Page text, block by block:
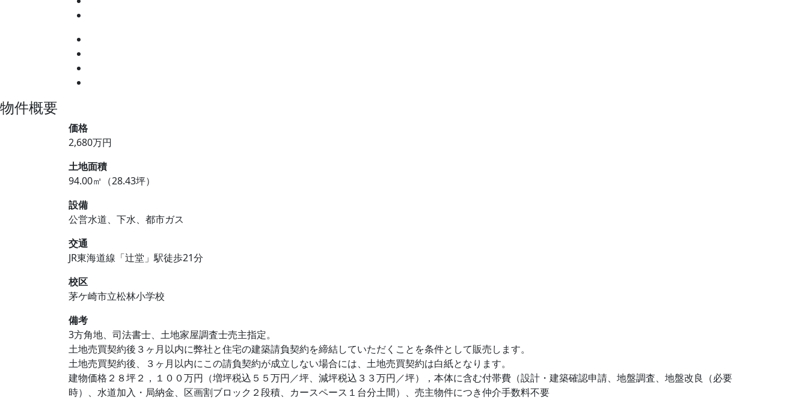
物件概要
価格
2,680万円
土地面積
94.00㎡（28.43坪）
設備
公営水道、下水、都市ガス
交通
JR東海道線「辻堂」駅徒歩21分
校区
茅ケ崎市立松林小学校
備考
3方角地、司法書士、土地家屋調査士売主指定。
土地売買契約後３ヶ月以内に弊社と住宅の建築請負契約を締結していただくことを条件として販売します。
土地売買契約後、３ヶ月以内にこの請負契約が成立しない場合には、土地売買契約は白紙となります。
建物価格２８坪２，１００万円（増坪税込５５万円／坪、減坪税込３３万円／坪），本体に含む付帯費（設計・建築確認申請、地盤調査、地盤改良（必要
時）、水道加入・局納金、区画割ブロック２段積、カースペース１台分土間）、売主物件につき仲介手数料不要